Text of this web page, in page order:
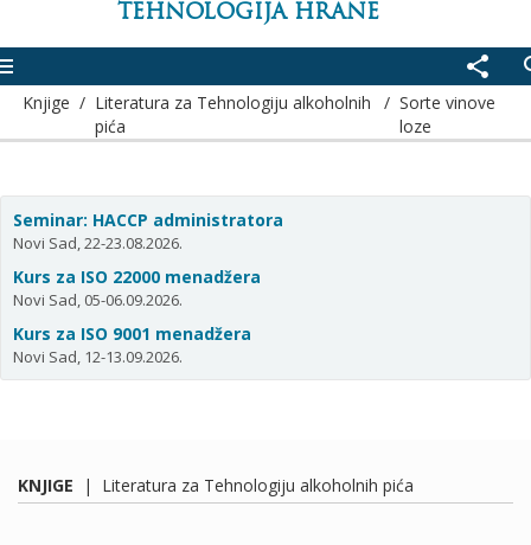
TEHNOLOGIJA HRANE
share
Knjige / Literatura za Tehnologiju alkoholnih
pića
/Sorte vinove
loze
Seminar: HACCP administratora
Novi Sad, 22-23.08.2026.
Kurs za ISO 22000 menadžera
Novi Sad, 05-06.09.2026.
Kurs za ISO 9001 menadžera
Novi Sad, 12-13.09.2026.
KNJIGE | Literatura za Tehnologiju alkoholnih pića